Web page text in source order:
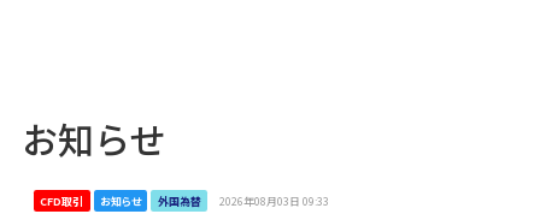
お知らせ
CFD取引 お知らせ 外国為替 2026年08月03日 09:33